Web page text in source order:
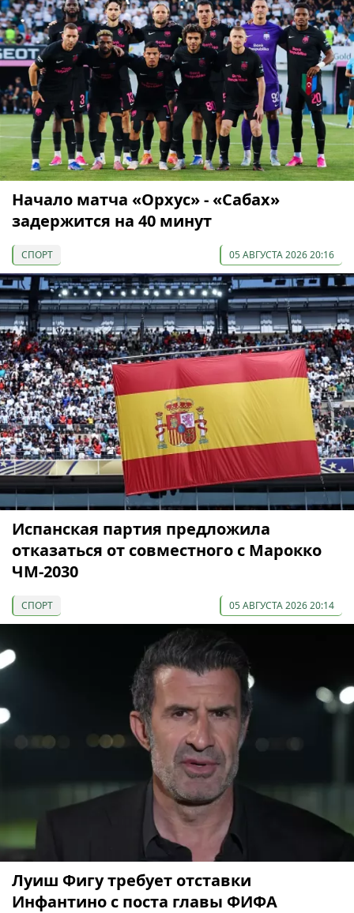
Начало матча «Орхус» - «Сабах»
задержится на 40 минут
СПОРТ 05 АВГУСТА 2026 20:16
Испанская партия предложила
отказаться от совместного с Марокко
ЧМ-2030
СПОРТ 05 АВГУСТА 2026 20:14
Луиш Фигу требует отставки
Инфантино с поста главы ФИФА